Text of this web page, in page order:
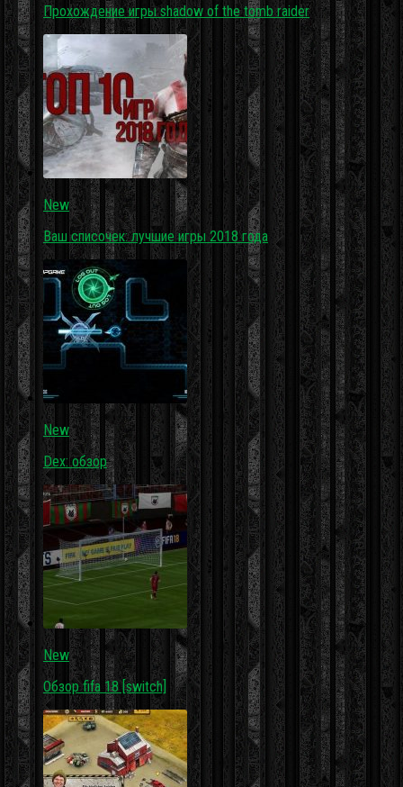
Прохождение игры shadow of the tomb raider
New
Ваш списочек: лучшие игры 2018 года
New
Dex: обзор
New
Обзор fifa 18 [switch]